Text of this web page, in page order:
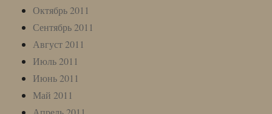
Октябрь 2011
Сентябрь 2011
Август 2011
Июль 2011
Июнь 2011
Май 2011